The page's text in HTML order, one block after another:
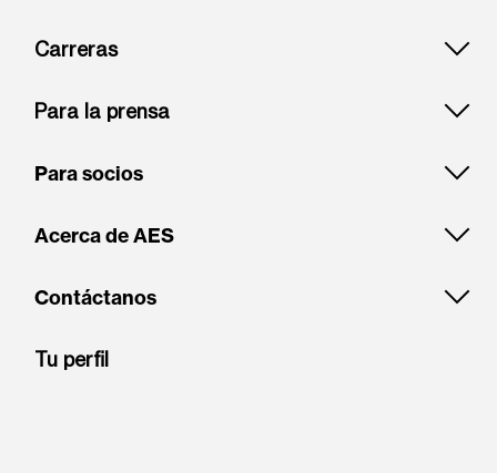
Carreras
Para la prensa
Para socios
Acerca de AES
Contáctanos
Tu perfil